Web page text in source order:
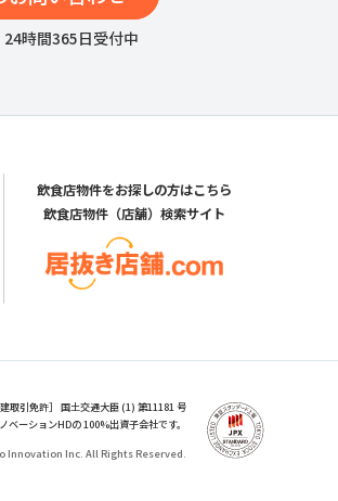
時間365日受付中
飲食店物件をお探しの方はこちら
飲食店物件（店舗）検索サイト
建取引免許］ 国土交通大臣 (1) 第11181 号
ベーションHDの100%出資子会社です。
Innovation Inc. All Rights Reserved.